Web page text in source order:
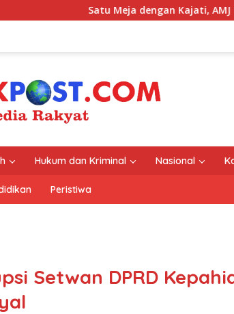
Meja dengan Kajati, AMJ Perkuat Komitmen
Hukum dan Kriminal Nasional
Peristiwa
Setwan DPRD